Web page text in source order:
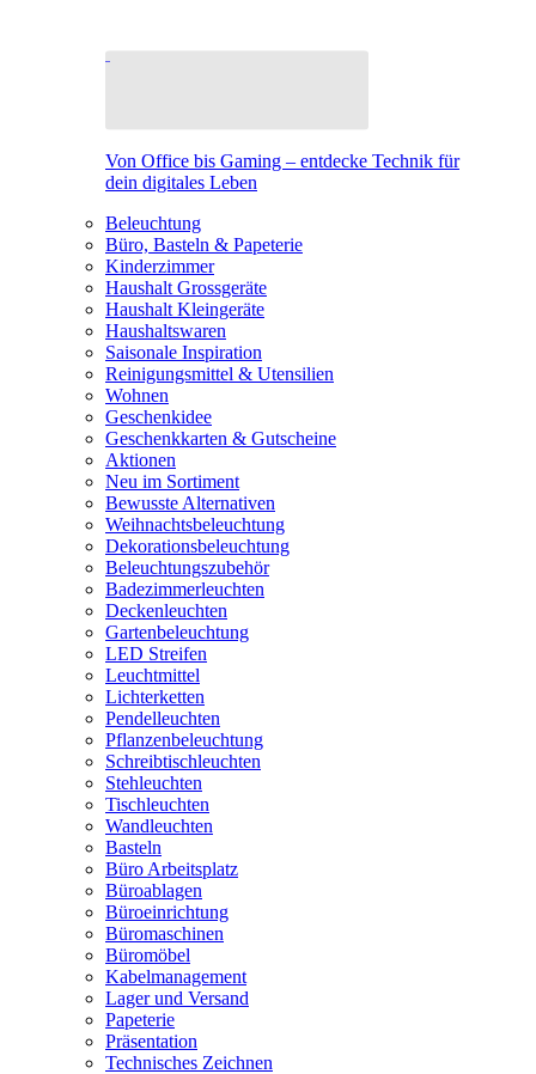
Von Office bis Gaming – entdecke Technik für
dein digitales Leben
Beleuchtung
Büro, Basteln & Papeterie
Kinderzimmer
Haushalt Grossgeräte
Haushalt Kleingeräte
Haushaltswaren
Saisonale Inspiration
Reinigungsmittel & Utensilien
Wohnen
Geschenkidee
Geschenkkarten & Gutscheine
Aktionen
Neu im Sortiment
Bewusste Alternativen
Weihnachtsbeleuchtung
Dekorationsbeleuchtung
Beleuchtungszubehör
Badezimmerleuchten
Deckenleuchten
Gartenbeleuchtung
LED Streifen
Leuchtmittel
Lichterketten
Pendelleuchten
Pflanzenbeleuchtung
Schreibtischleuchten
Stehleuchten
Tischleuchten
Wandleuchten
Basteln
Büro Arbeitsplatz
Büroablagen
Büroeinrichtung
Büromaschinen
Büromöbel
Kabelmanagement
Lager und Versand
Papeterie
Präsentation
Technisches Zeichnen